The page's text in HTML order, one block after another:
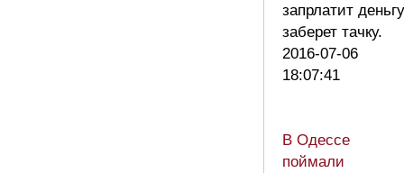
запрлатит деньгу
заберет тачку.
2016-07-06
18:07:41
В Одессе
поймали